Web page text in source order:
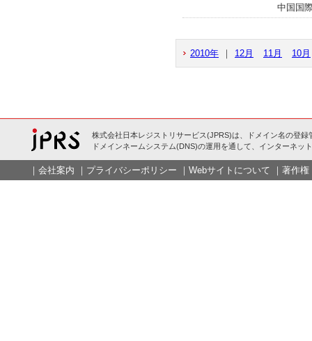
中国国
2010年 ｜ 12月 11月 10月
株式会社日本レジストリサービス(JPRS)は、ドメイン名の登録
ドメインネームシステム(DNS)の運用を通して、インターネッ
｜ 会社案内 ｜ プライバシーポリシー ｜ Webサイトについて ｜ 著作権